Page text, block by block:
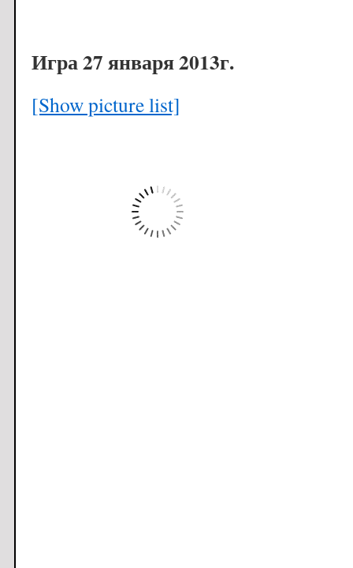
Игра 27 января 2013г.
[Show picture list]